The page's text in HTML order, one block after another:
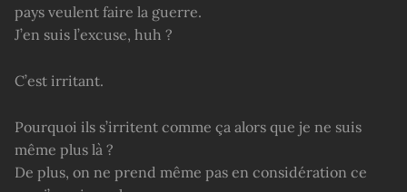
pays veulent faire la guerre.
J’en suis l’excuse, huh ?
C’est irritant.
Pourquoi ils s’irritent comme ça alors que je ne suis
même plus là ?
De plus, on ne prend même pas en considération ce